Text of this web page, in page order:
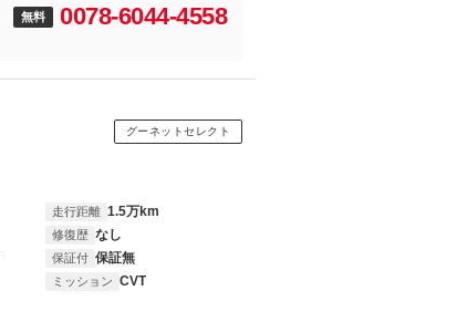
無料 0078-6044-4558
グーネットセレクト
走行距離 1.5万km
修復歴 なし
保証付 保証無
ミッション CVT